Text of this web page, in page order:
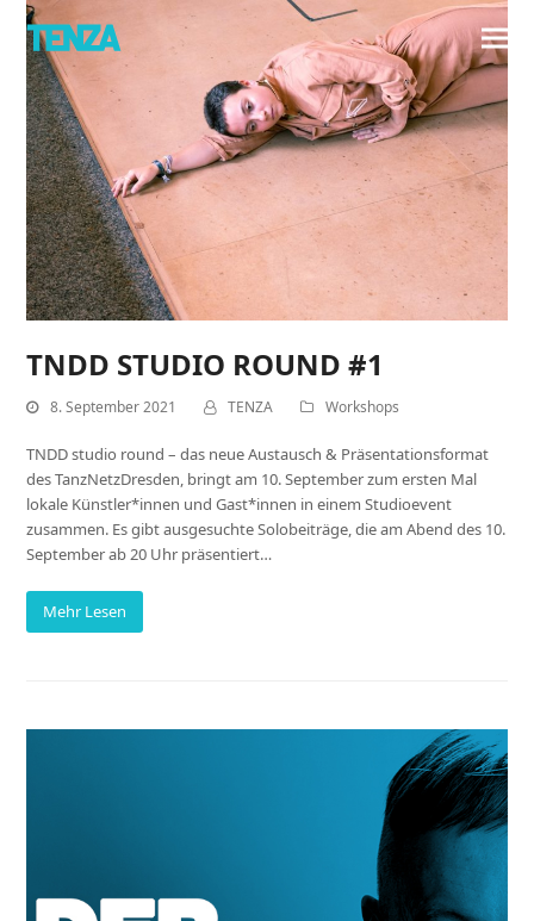
TNDD STUDIO ROUND #1
8. September 2021 TENZA Workshops
TNDD studio round – das neue Austausch & Präsentationsformat
des TanzNetzDresden, bringt am 10. September zum ersten Mal
lokale Künstler*innen und Gast*innen in einem Studioevent
zusammen. Es gibt ausgesuchte Solobeiträge, die am Abend des 10.
September ab 20 Uhr präsentiert…
Mehr Lesen